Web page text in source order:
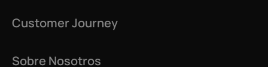
Customer Journey
Sobre Nosotros